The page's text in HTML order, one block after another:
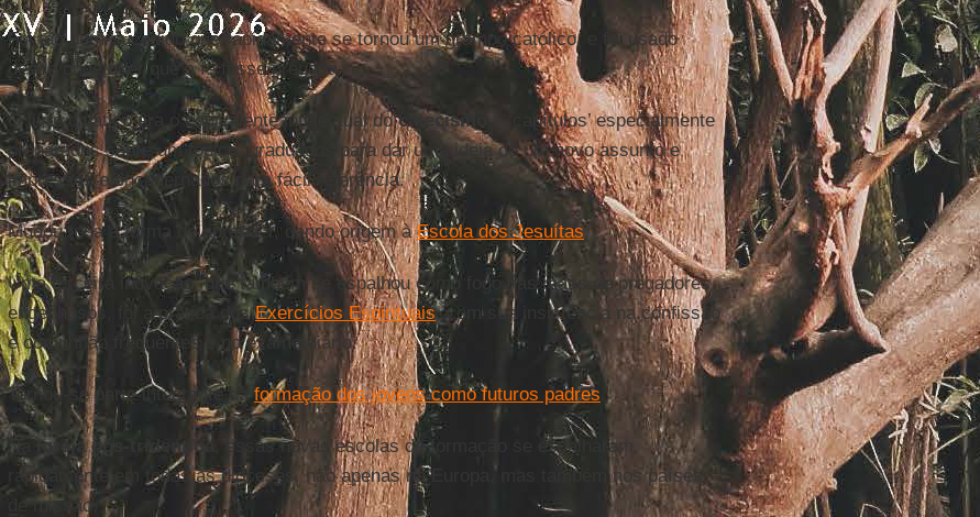
Foi tão bem-sucedido que rapidamente se tornou um grampo católico, e foi usado
desde onde quer que a fé fosse pregada.
O livro didático era o equivalente intelectual docatecismo
– ‘capítulos’ especialmente
preparados sobre um tópico, graduados para dar uma ideia de um novo assunto e
impressos e encadernados para fácil referência.
Mudou toda a forma de aprender, dando origem àEscola dos Jesuítas.
Uma terceira inovação, que também se espalhou como fogo nas mãos de pregadores
engenhosos, foi a prática dosExercícios Espirituais, com sua insistência na confissão
e comunhão frequentes e no exame diário.
Tornou-se parte integrante da formação dos jovens como futuros padres
NaIgreja pós-tridentina
, essas novas escolas de formação se espalharam
rapidamente em todas as dioceses, não apenas na Europa, mas também nos países
de missão.